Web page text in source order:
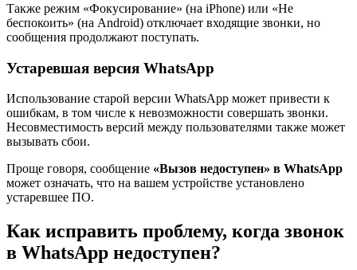
Также режим «Фокусирование» (на iPhone) или «Не
беспокоить» (на Android) отключает входящие звонки, но
сообщения продолжают поступать.
Устаревшая версия WhatsApp
Использование старой версии WhatsApp может привести к
ошибкам, в том числе к невозможности совершать звонки.
Несовместимость версий между пользователями также может
вызывать сбои.
Проще говоря, сообщение «Вызов недоступен» в WhatsApp
может означать, что на вашем устройстве установлено
устаревшее ПО.
Как исправить проблему, когда звонок
в WhatsApp недоступен?